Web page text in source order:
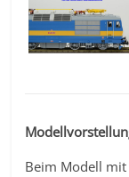
Beim Modell